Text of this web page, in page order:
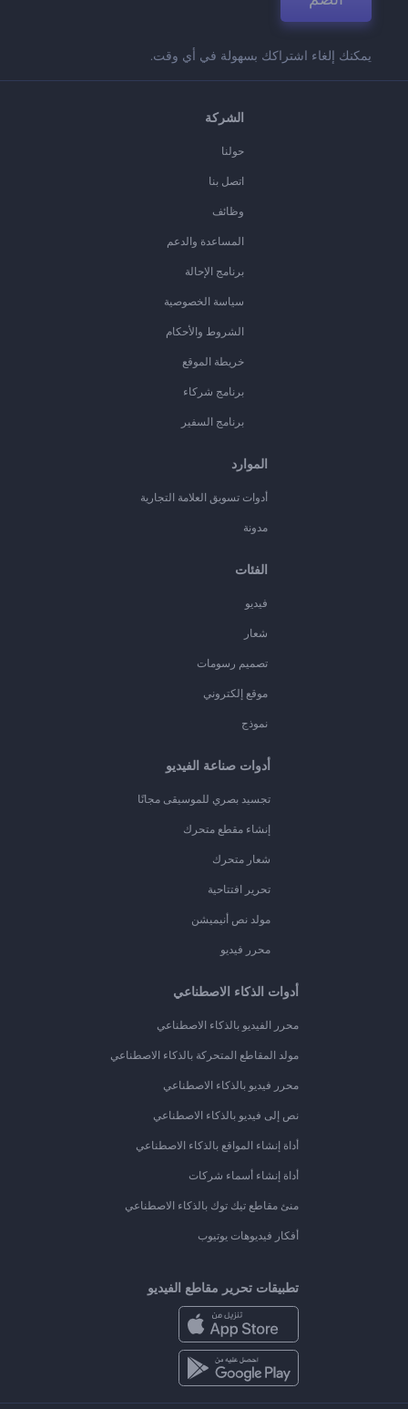
يمكنك إلغاء اشتراكك بسهولة في أي وقت.
الشركة
حولنا
اتصل بنا
وظائف
المساعدة والدعم
برنامج الإحالة
سياسة الخصوصية
الشروط والأحكام
خريطة الموقع
برنامج شركاء
برنامج السفير
الموارد
أدوات تسويق العلامة التجارية
مدونة
الفئات
فيديو
شعار
تصميم رسومات
موقع إلكتروني
نموذج
أدوات صناعة الفيديو
تجسيد بصري للموسيقى مجانًا
إنشاء مقطع متحرك
شعار متحرك
تحرير افتتاحية
مولد نص أنيميشن
محرر فيديو
أدوات الذكاء الاصطناعي
محرر الفيديو بالذكاء الاصطناعي
مولد المقاطع المتحركة بالذكاء الاصطناعي
محرر فيديو بالذكاء الاصطناعي
نص إلى فيديو بالذكاء الاصطناعي
أداة إنشاء المواقع بالذكاء الاصطناعي
أداة إنشاء أسماء شركات
منئ مقاطع تيك توك بالذكاء الاصطناعي
أفكار فيديوهات يوتيوب
تطبيقات تحرير مقاطع الفيديو